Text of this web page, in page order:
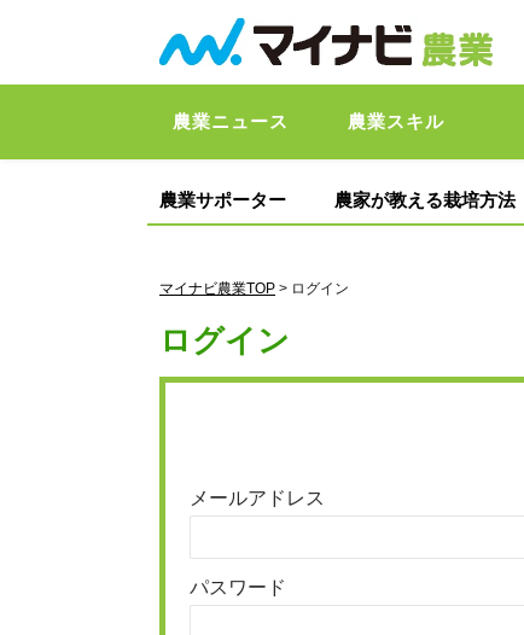
農業ニュース 農業スキル
農業サポーター 農家が教える栽培方法
マイナビ農業TOP > ログイン
ログイン
メールアドレス
パスワード